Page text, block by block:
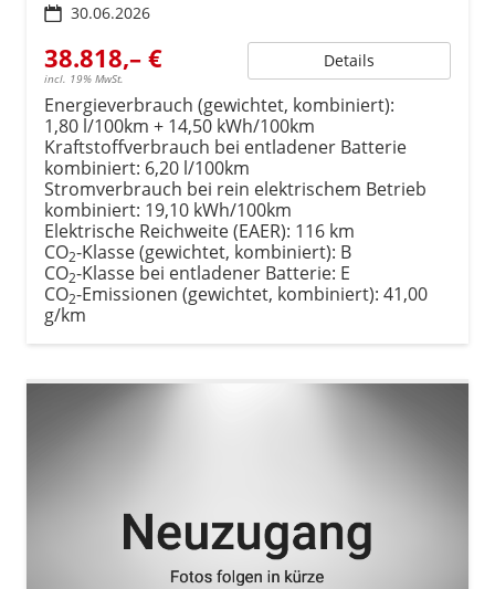
30.06.2026
38.818,– €
incl. 19% MwSt.
Details
Energieverbrauch (gewichtet, kombiniert):
1,80 l/100km + 14,50 kWh/100km
Kraftstoffverbrauch bei entladener Batterie
kombiniert: 6,20 l/100km
Stromverbrauch bei rein elektrischem Betrieb
kombiniert: 19,10 kWh/100km
Elektrische Reichweite (EAER): 116 km
CO2-Klasse (gewichtet, kombiniert): B
CO2-Klasse bei entladener Batterie: E
CO2-Emissionen (gewichtet, kombiniert): 41,00
g/km